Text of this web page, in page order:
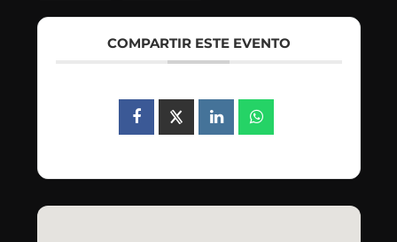
COMPARTIR ESTE EVENTO